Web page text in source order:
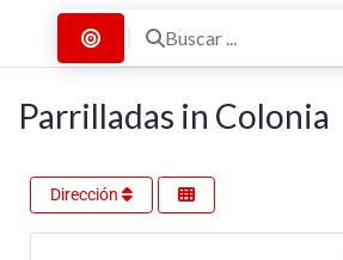
Buscar por Distancia
Buscar ...
Parrilladas in Colonia
Dirección